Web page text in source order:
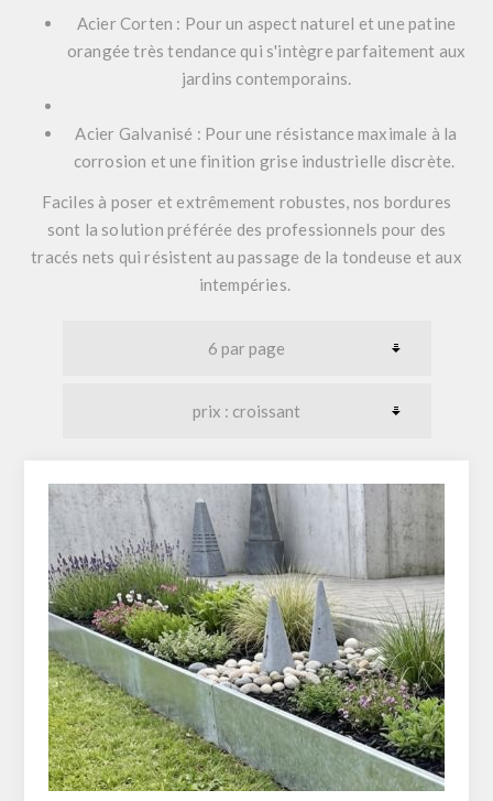
Acier Corten : Pour un aspect naturel et une patine
orangée très tendance qui s'intègre parfaitement aux
jardins contemporains.
Acier Galvanisé : Pour une résistance maximale à la
corrosion et une finition grise industrielle discrète.
Faciles à poser et extrêmement robustes, nos bordures
sont la solution préférée des professionnels pour des
tracés nets qui résistent au passage de la tondeuse et aux
intempéries.